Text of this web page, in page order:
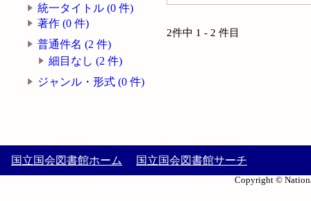
統一タイトル (0 件)
著作 (0 件)
普通件名 (2 件)
細目なし (2 件)
ジャンル・形式 (0 件)
2件中 1 - 2 件目
国立国会図書館ホーム 国立国会図書館サーチ
Copyright ©